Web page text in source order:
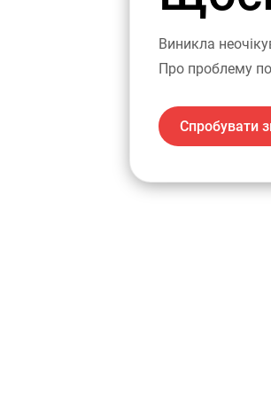
Виникла
Про проблему
Спробувати